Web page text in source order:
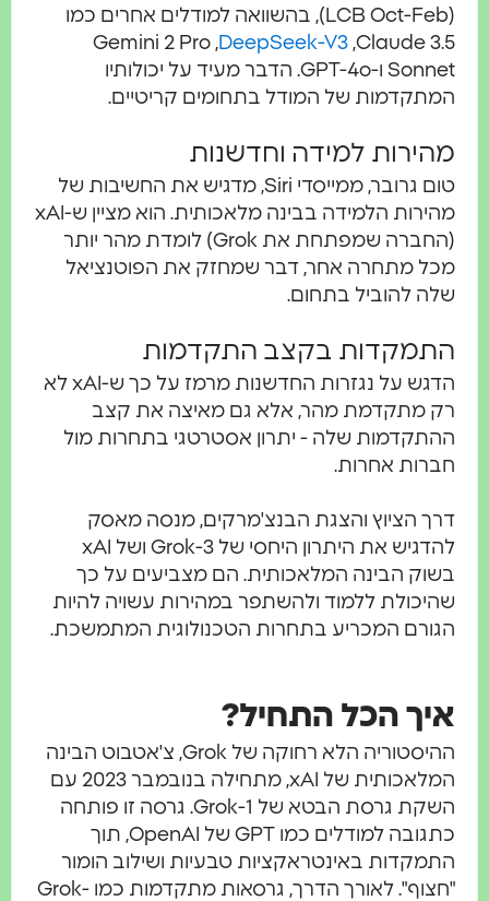
(LCB Oct-Feb), בהשוואה למודלים אחרים כמו
Gemini 2 Pro ,DeepSeek-V3 ,Claude 3.5
Sonnet ו-GPT-4o. הדבר מעיד על יכולותיו
המתקדמות של המודל בתחומים קריטיים.
מהירות למידה וחדשנות
טום גרובר, ממייסדי Siri, מדגיש את החשיבות של
מהירות הלמידה בבינה מלאכותית. הוא מציין ש-xAI
(החברה שמפתחת את Grok) לומדת מהר יותר
מכל מתחרה אחר, דבר שמחזק את הפוטנציאל
שלה להוביל בתחום.
התמקדות בקצב התקדמות
הדגש על נגזרות החדשנות מרמז על כך ש-xAI לא
רק מתקדמת מהר, אלא גם מאיצה את קצב
ההתקדמות שלה - יתרון אסטרטגי בתחרות מול
חברות אחרות.
דרך הציוץ והצגת הבנצ'מרקים, מנסה מאסק
להדגיש את היתרון היחסי של Grok-3 ושל xAI
בשוק הבינה המלאכותית. הם מצביעים על כך
שהיכולת ללמוד ולהשתפר במהירות עשויה להיות
הגורם המכריע בתחרות הטכנולוגית המתמשכת.
איך הכל התחיל?
ההיסטוריה הלא רחוקה של Grok, צ'אטבוט הבינה
המלאכותית של xAI, מתחילה בנובמבר 2023 עם
השקת גרסת הבטא של Grok-1. גרסה זו פותחה
כתגובה למודלים כמו GPT של OpenAI, תוך
התמקדות באינטראקציות טבעיות ושילוב הומור
"חצוף". לאורך הדרך, גרסאות מתקדמות כמו Grok-